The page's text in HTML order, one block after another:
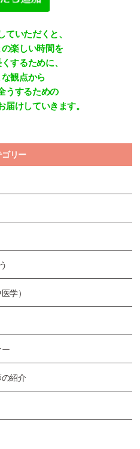
ていただくと、
楽しい時間を
するために、
観点から
うするための
届けしていきます。
ゴリー
学）
紹介